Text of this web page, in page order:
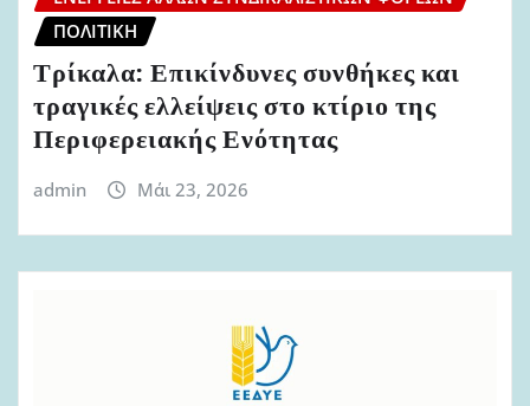
ΠΟΛΙΤΙΚΉ
Τρίκαλα: Επικίνδυνες συνθήκες και
τραγικές ελλείψεις στο κτίριο της
Περιφερειακής Ενότητας
admin Μάι 23, 2026